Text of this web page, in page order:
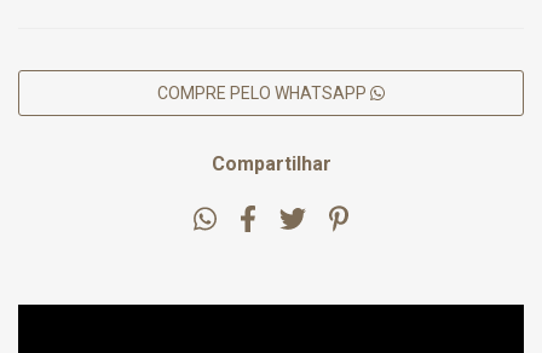
COMPRE PELO WHATSAPP
Compartilhar